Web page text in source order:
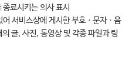
료시키는 의사 표시
서비스상에 게시한 부호ㆍ문자ㆍ음
글, 사진, 동영상 및 각종 파일과 링